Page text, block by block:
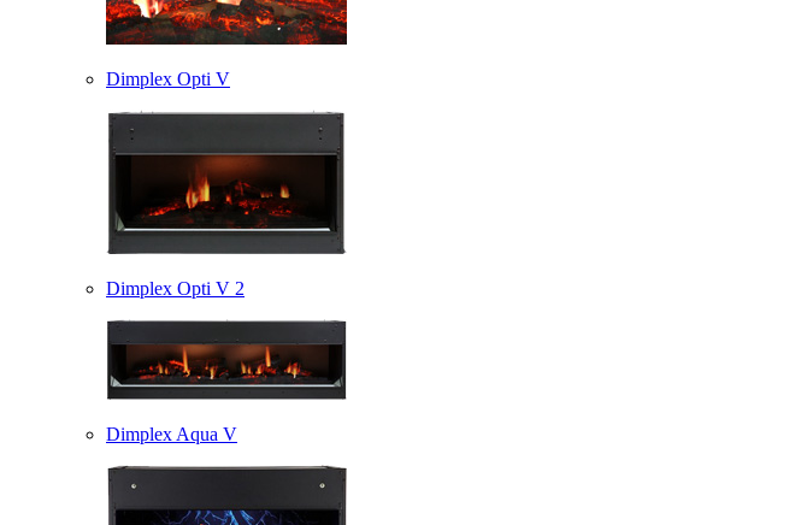
Dimplex Opti V
Dimplex Opti V 2
Dimplex Aqua V